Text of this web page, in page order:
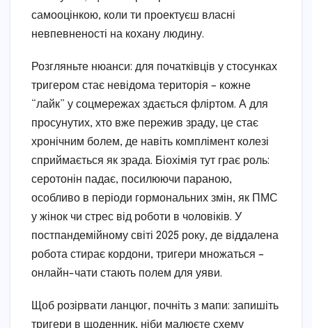
самооцінкою, коли ти проектуєш власні
невпевненості на кохану людину.
Розгляньте нюанси: для початківців у стосунках
тригером стає невідома територія – кожне
“лайк” у соцмережах здається фліртом. А для
просунутих, хто вже пережив зраду, це стає
хронічним болем, де навіть комплімент колезі
сприймається як зрада. Біохімія тут грає роль:
серотонін падає, посилюючи параною,
особливо в періоди гормональних змін, як ПМС
у жінок чи стрес від роботи в чоловіків. У
постпандемійному світі 2025 року, де віддалена
робота стирає кордони, тригери множаться –
онлайн-чати стають полем для уяви.
Щоб розірвати ланцюг, почніть з мапи: запишіть
тригери в щоденник, ніби малюєте схему